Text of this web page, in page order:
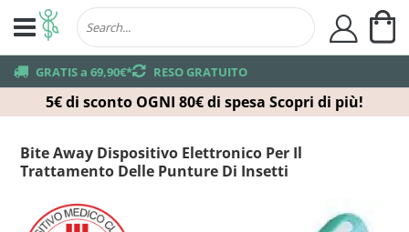
5€ di sconto OGNI 80€ di spesa Scopri di più!
truck GRATIS a 69,90€*returns RESO GRATUITO
user
Bite Away Dispositivo Elettronico Per Il
Trattamento Delle Punture Di Insetti